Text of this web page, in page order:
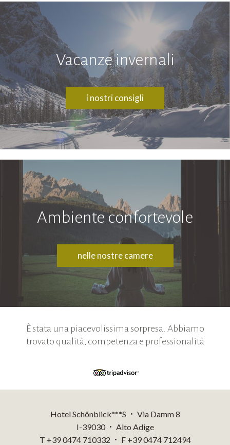
Vacanze invernali
i nostri consigli
Ambiente confortevole
nelle nostre camere
È stata una piacevolissima sorpresa. Abbiamo
trovato qualità, competenza e professionalità
Hotel Schönblick***S •
Via Damm 8
I-39030
•
Alto Adige
T +39 0474 710332
•
F +39 0474 712494